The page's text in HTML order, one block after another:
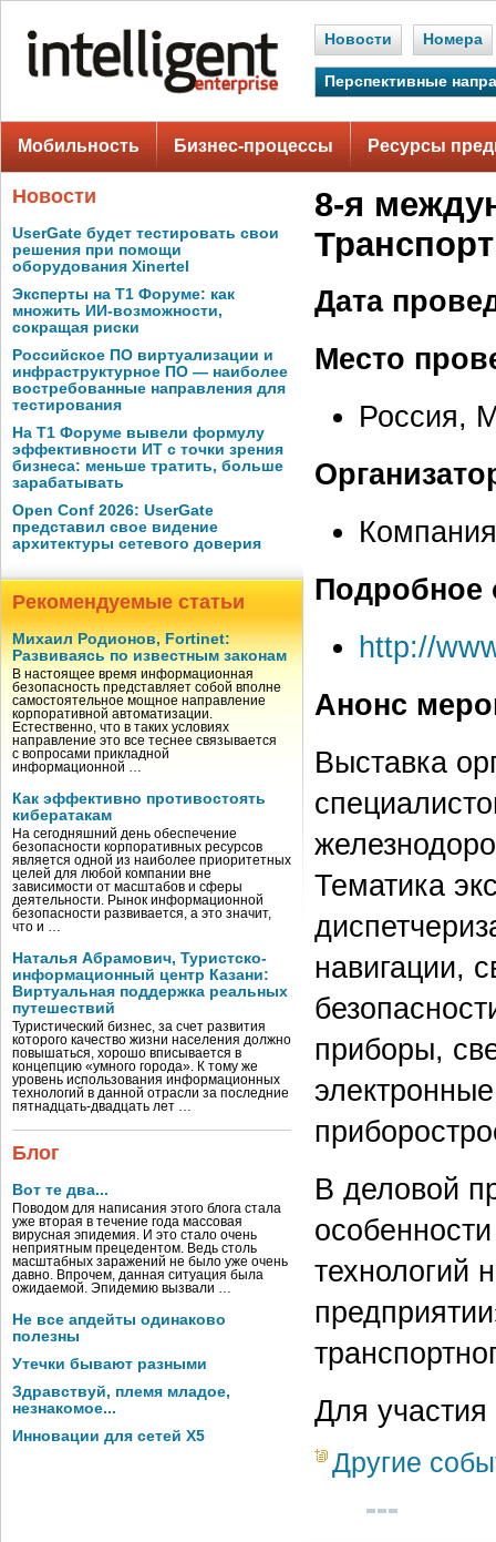
Новости Номера
Перспективные
Мобильность Бизнес-процессы Ресурсы
Новости
UserGate будет тестировать свои
решения при помощи
оборудования Xinertel
Эксперты на Т1 Форуме: как
множить ИИ-возможности,
сокращая риски
Российское ПО виртуализации и
инфраструктурное ПО — наиболее
востребованные направления для
тестирования
На Т1 Форуме вывели формулу
эффективности ИТ с точки зрения
бизнеса: меньше тратить, больше
зарабатывать
Open Conf 2026: UserGate
представил свое видение
архитектуры сетевого доверия
Рекомендуемые статьи
Михаил Родионов, Fortinet:
Развиваясь по известным законам
В настоящее время информационная
безопасность представляет собой вполне
самостоятельное мощное направление
корпоративной автоматизации.
Естественно, что в таких условиях
направление это все теснее связывается
с вопросами прикладной
информационной …
Как эффективно противостоять
кибератакам
На сегодняшний день обеспечение
безопасности корпоративных ресурсов
является одной из наиболее приоритетных
целей для любой компании вне
зависимости от масштабов и сферы
деятельности. Рынок информационной
безопасности развивается, а это значит,
что и …
Наталья Абрамович, Туристско-
информационный центр Казани:
Виртуальная поддержка реальных
путешествий
Туристический бизнес, за счет развития
которого качество жизни населения должно
повышаться, хорошо вписывается в
концепцию «умного города». К тому же
уровень использования информационных
технологий в данной отрасли за последние
пятнадцать-двадцать лет …
Блог
Вот те два...
Поводом для написания этого блога стала
уже вторая в течение года массовая
вирусная эпидемия. И это стало очень
неприятным прецедентом. Ведь столь
масштабных заражений не было уже очень
давно. Впрочем, данная ситуация была
ожидаемой. Эпидемию вызвали …
Не все апдейты одинаково
полезны
Утечки бывают разными
Здравствуй, племя младое,
незнакомое...
Инновации для сетей X5
8-я
Дата
Место
Россия,
Подробное
http://
Анонс
Выставка
Тематика
навигации,
приборы,
В деловой
технологий
Для
Другие